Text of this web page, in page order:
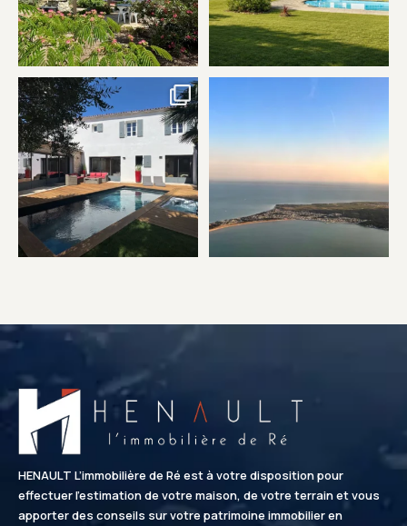
À vendre – Rivedoux-Plage | Île
de Ré
...
13 0
HENAULT L’immobilière de Ré est à votre disposition pour
effectuer l’estimation de votre maison, de votre terrain et vous
apporter des conseils sur votre patrimoine immobilier en